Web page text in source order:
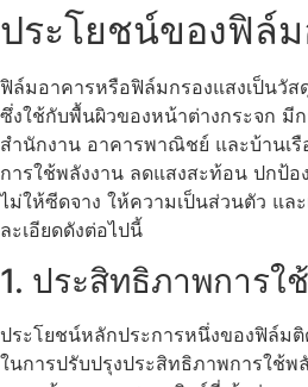
ประโยชน์ของฟิล์
ฟิล์มอาคารหรือฟิล์มกรองแสงเป็นวั
ซึ่งใช้กับพื้นผิวของหน้าต่างกระจก มีก
สำนักงาน อาคารพาณิชย์ และบ้านเ
การใช้พลังงาน ลดแสงสะท้อน ปกป้อ
ไม่ให้ซีดจาง ให้ความเป็นส่วนตัว แล
ละเอียดดังต่อไปนี้
1. ประสิทธิภาพการใ
ประโยชน์หลักประการหนึ่งของฟิล์ม
ในการปรับปรุงประสิทธิภาพการใช้